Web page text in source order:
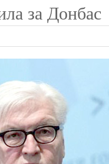
за Донбас